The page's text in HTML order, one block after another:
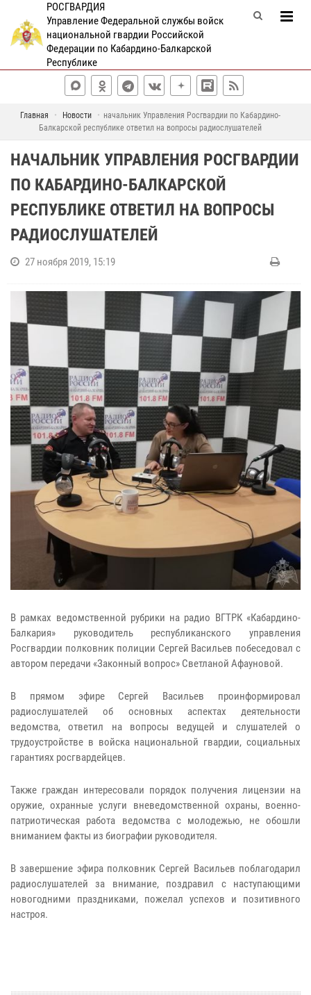
РОСГВАРДИЯ
Управление Федеральной службы войск
национальной гвардии Российской
Федерации по Кабардино-Балкарской
Республике
Главная Новости
начальник Управления Росгвардии по Кабардино-
Балкарской республике ответил на вопросы радиослушателей
НАЧАЛЬНИК УПРАВЛЕНИЯ РОСГВАРДИИ
ПО КАБАРДИНО-БАЛКАРСКОЙ
РЕСПУБЛИКЕ ОТВЕТИЛ НА ВОПРОСЫ
РАДИОСЛУШАТЕЛЕЙ
27 ноября 2019, 15:19
В рамках ведомственной рубрики на радио ВГТРК «Кабардино-
Балкария» руководитель республиканского управления
Росгвардии полковник полиции Сергей Васильев побеседовал с
автором передачи «Законный вопрос» Светланой Афауновой.
В прямом эфире Сергей Васильев проинформировал
радиослушателей об основных аспектах деятельности
ведомства, ответил на вопросы ведущей и слушателей о
трудоустройстве в войска национальной гвардии, социальных
гарантиях росгвардейцев.
Также граждан интересовали порядок получения лицензии на
оружие, охранные услуги вневедомственной охраны, военно-
патриотическая работа ведомства с молодежью, не обошли
вниманием факты из биографии руководителя.
В завершение эфира полковник Сергей Васильев поблагодарил
радиослушателей за внимание, поздравил с наступающими
новогодними праздниками, пожелал успехов и позитивного
настроя.